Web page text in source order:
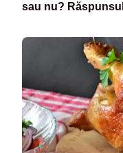
sau nu?